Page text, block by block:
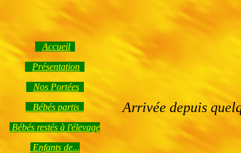
Accueil
Présentation
Nos Portées
Bébés partis
Bébés restés à l'élevage
Enfants de...
Arrivée depuis